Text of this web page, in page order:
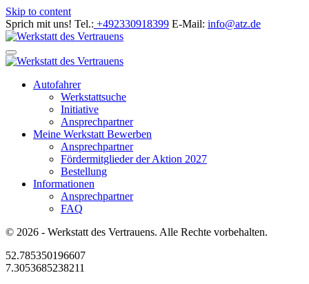
Skip to content
Sprich mit uns! Tel.: +492330918399 E-Mail: info@atz.de
Autofahrer
Werkstattsuche
Initiative
Ansprechpartner
Meine Werkstatt Bewerben
Ansprechpartner
Fördermitglieder der Aktion 2027
Bestellung
Informationen
Ansprechpartner
FAQ
© 2026 - Werkstatt des Vertrauens. Alle Rechte vorbehalten.
52.785350196607
7.3053685238211